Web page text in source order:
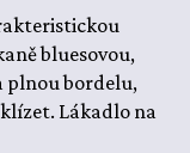
bluesovou,
plnou bordelu,
Lákadlo na